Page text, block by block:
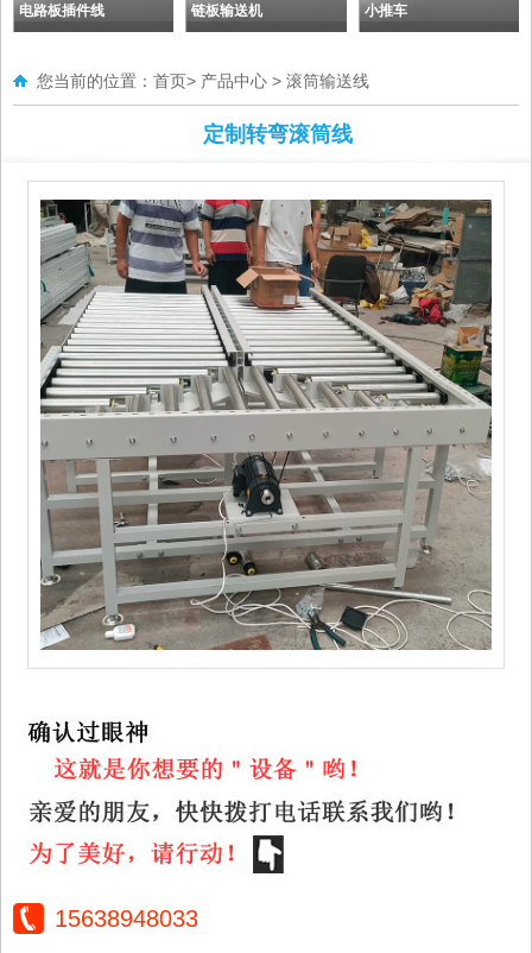
电路板插件线 链板输送机 小推车
您当前的位置： 首页> 产品中心 > 滚筒输送线
定制转弯滚筒线
15638948033